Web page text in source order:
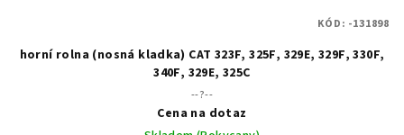
horní rolna (nosná kladka) CAT 323F, 325F, 329E, 329F, 330F,
340F, 329E, 325C
--?--
Cena na dotaz
KÓD: -131898